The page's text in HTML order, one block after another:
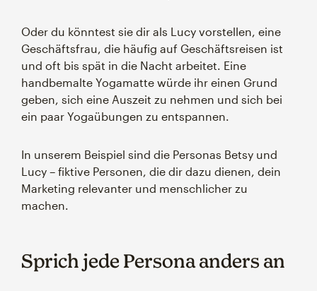
Oder du könntest sie dir als Lucy vorstellen, eine
Geschäftsfrau, die häufig auf Geschäftsreisen ist
und oft bis spät in die Nacht arbeitet. Eine
handbemalte Yogamatte würde ihr einen Grund
geben, sich eine Auszeit zu nehmen und sich bei
ein paar Yogaübungen zu entspannen.
In unserem Beispiel sind die Personas Betsy und
Lucy – fiktive Personen, die dir dazu dienen, dein
Marketing relevanter und menschlicher zu
machen.
Sprich jede Persona anders an